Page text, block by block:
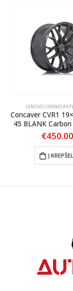
LENGVO LYDINIO
Concaver CVR1
45 BLANK
€450.00
Į